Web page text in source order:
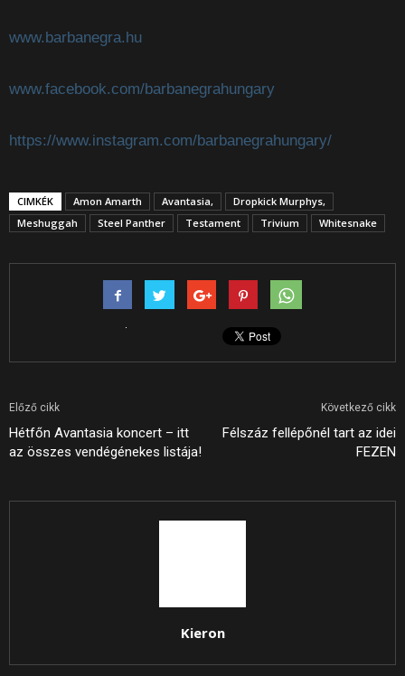
www.barbanegra.hu
www.facebook.com/barbanegrahungary
https://www.instagram.com/barbanegrahungary/
CIMKÉK Amon Amarth Avantasia,
Dropkick Murphys,
Meshuggah
Steel Panther Testament Trivium Whitesnake
Előző cikk
Hétfőn Avantasia koncert – itt
az összes vendégénekes listája!
Következő cikk
Félszáz fellépőnél tart az idei
FEZEN
Kieron